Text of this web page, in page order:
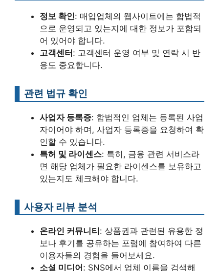
정보 확인: 매입업체의 웹사이트에는 합법적
으로 운영되고 있는지에 대한 정보가 포함되
어 있어야 합니다.
고객센터: 고객센터 운영 여부 및 연락 시 반
응도 중요합니다.
관련 법규 확인
사업자 등록증: 합법적인 업체는 등록된 사업
자이어야 하며, 사업자 등록증을 요청하여 확
인할 수 있습니다.
특허 및 라이센스: 특히, 금융 관련 서비스라
면 해당 업체가 필요한 라이센스를 보유하고
있는지도 체크해야 합니다.
사용자 리뷰 분석
온라인 커뮤니티: 상품권과 관련된 유용한 정
보나 후기를 공유하는 포럼에 참여하여 다른
이용자들의 경험을 들어보세요.
소셜 미디어: SNS에서 업체 이름을 검색해